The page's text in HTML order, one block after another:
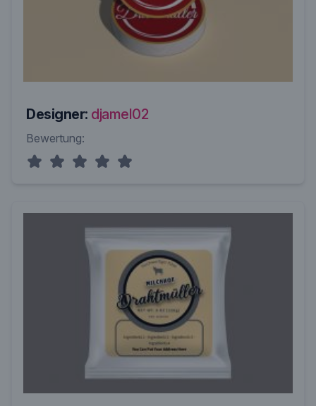
Designer: djamel02
Bewertung: